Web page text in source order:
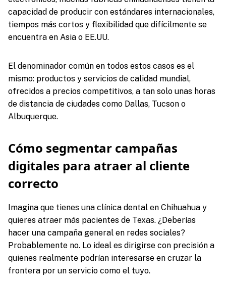
capacidad de producir con estándares internacionales,
tiempos más cortos y flexibilidad que difícilmente se
encuentra en Asia o EE.UU.
El denominador común en todos estos casos es el
mismo: productos y servicios de calidad mundial,
ofrecidos a precios competitivos, a tan solo unas horas
de distancia de ciudades como Dallas, Tucson o
Albuquerque.
Cómo segmentar campañas
digitales para atraer al cliente
correcto
Imagina que tienes una clínica dental en Chihuahua y
quieres atraer más pacientes de Texas. ¿Deberías
hacer una campaña general en redes sociales?
Probablemente no. Lo ideal es dirigirse con precisión a
quienes realmente podrían interesarse en cruzar la
frontera por un servicio como el tuyo.